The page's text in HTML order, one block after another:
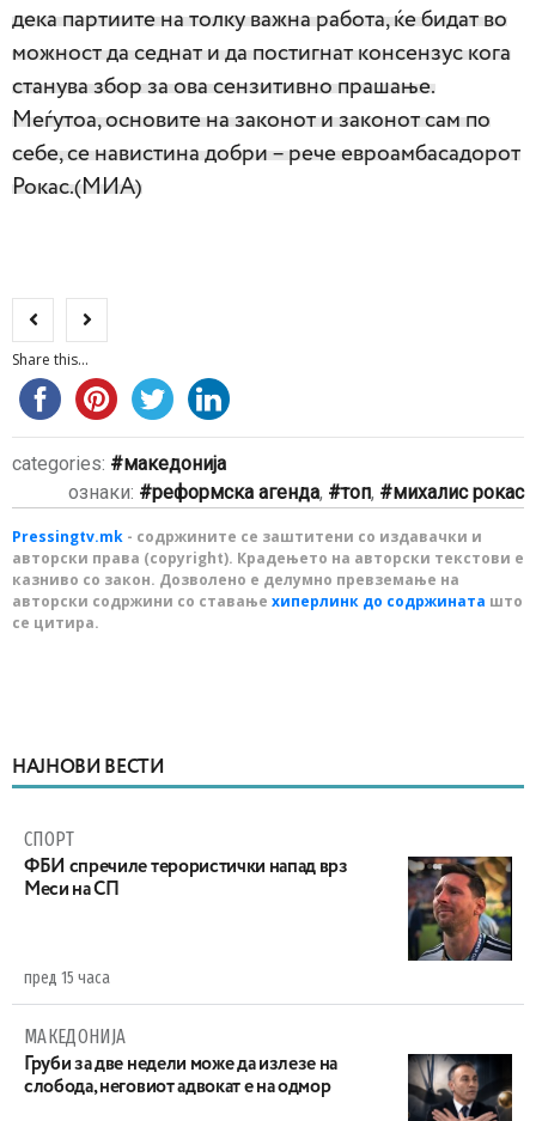
дека партиите на толку важна работа, ќе бидат во
можност да седнат и да постигнат консензус кога
станува збор за ова сензитивно прашање.
Меѓутоа, основите на законот и законот сам по
себе, се навистина добри – рече евроамбасадорот
Рокас.(МИА)
Share this...
categories:
македонија
ознаки:
реформска агенда, топ, михалис рокас
Pressingtv.mk - содржините се заштитени со издавачки и
авторски права (copyright). Крадењето на авторски текстови е
казниво со закон. Дозволено е делумно превземање на
авторски содржини со ставање хиперлинк до содржината што
се цитира.
НАЈНОВИ ВЕСТИ
СПОРТ
ФБИ спречиле терористички напад врз
Меси на СП
пред 15 часа
МАКЕДОНИЈА
Груби за две недели може да излезе на
слобода, неговиот адвокат е на одмор